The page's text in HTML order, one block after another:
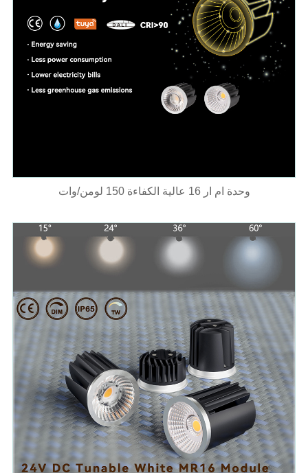
وحدة ام ار 16 عالية الكفاءة 150 لومن/وات